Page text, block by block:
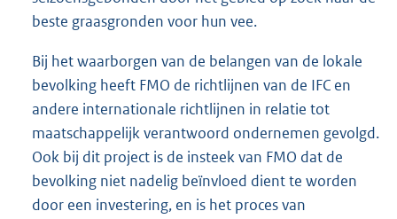
beste graasgronden voor hun vee.
Bij het waarborgen van de belangen van de lokale
bevolking heeft FMO de richtlijnen van de IFC en
andere internationale richtlijnen in relatie tot
maatschappelijk verantwoord ondernemen gevolgd.
Ook bij dit project is de insteek van FMO dat de
bevolking niet nadelig beïnvloed dient te worden
door een investering, en is het proces van